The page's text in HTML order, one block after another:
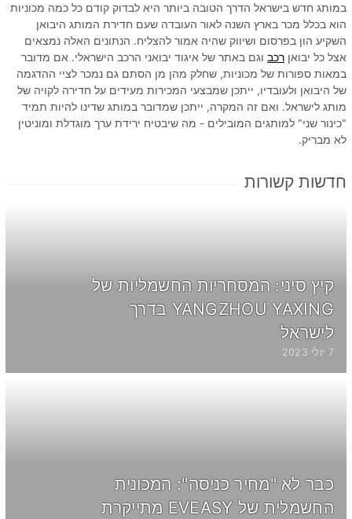
במותג חדש בישראל הדרך הטובה ביותר היא לבדוק קודם כל כמה מכוניות
הוא בכלל מכר בארץ השנה לאור העובדה שעם חדירת המותג היבואן
השקיע הון בפרסום ושיווק שהיה אמור להצליח. הנתונים האלה נמצאים
אצל כל יבואן רכב וגם באתר של איגוד יבואני הרכב הישראלי. אם מדובר
במאות ספורות של מכוניות, שחלק מהן מן הסתם גם נמכר לציי ההדגמה
של היבואן ולעובדיו, ייתכן שמבצעי המכירות מעידים על חדירה לקויה של
מותג לישראל. ואם זה המקרה, ייתכן שמדובר במותג שדינו להיות תמיד
"כינור שני" למותגים המובילים - מה שיבטיח ירידת ערך מוגדלת ומוניטין
לא מבריק.
חדשות קשורות
קיץ סיני: המסחריות החשמליות של
YANGZHOU YAXING בדרך
לישראל
7 יולי 2023
כבר לא "מחיר כניסה": המכונית
החשמלית של EVEASY מתייקרת